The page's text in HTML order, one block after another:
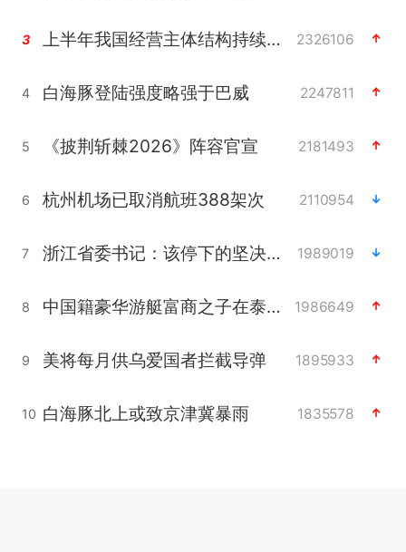
3 上半年我国经营主体结构持续优化 2326106
4 白海豚登陆强度略强于巴威 2247811
5 《披荆斩棘2026》阵容官宣 2181493
6 杭州机场已取消航班388架次 2110954
7 浙江省委书记：该停下的坚决停下来 1989019
8 中国籍豪华游艇富商之子在泰国被杀 1986649
9 美将每月供乌爱国者拦截导弹 1895933
10 白海豚北上或致京津冀暴雨 1835578